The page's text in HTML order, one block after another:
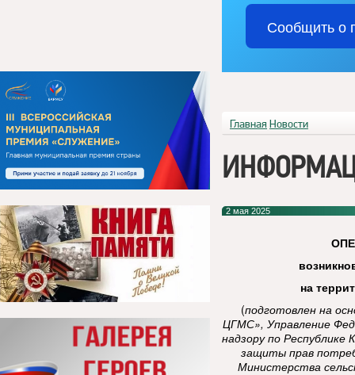
Сообщить о
Главная Новости
2 мая 2025
на
(подготовлен на
ЦГМС», Управление
надзору по Республике
защиты прав
Министерства